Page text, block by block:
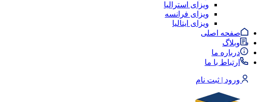
ویزای استرالیا
ویزای فرانسه
ویزای ایتالیا
صفحه اصلی
وبلاگ
درباره ما
ارتباط با ما
ورود | ثبت نام